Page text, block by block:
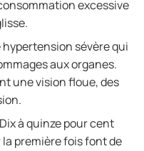
excessive
hypertension sévère qui
aux organes.
une vision floue, des
à quinze pour cent
première fois font de